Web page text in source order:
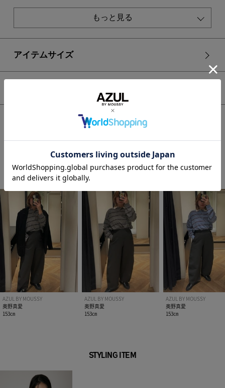
※画像の商品はサンプルです。実際の商品と仕様、加工が若干
り、実物と色味が異なる場合がございます。
※着用、お取り扱いの際は、アテンションタグをご確認くださ
もっと見る
アイテムサイズ
ボトムス
パンツ
【crie conforto】オーバルスウェットパンツ
STAFF COORDINATE
AZUL BY MOUSSY
奥野真愛
153㎝
AZUL BY MOUSSY
奥野真愛
153㎝
AZUL BY MOUSSY
奥野真愛
153㎝
STYLING ITEM